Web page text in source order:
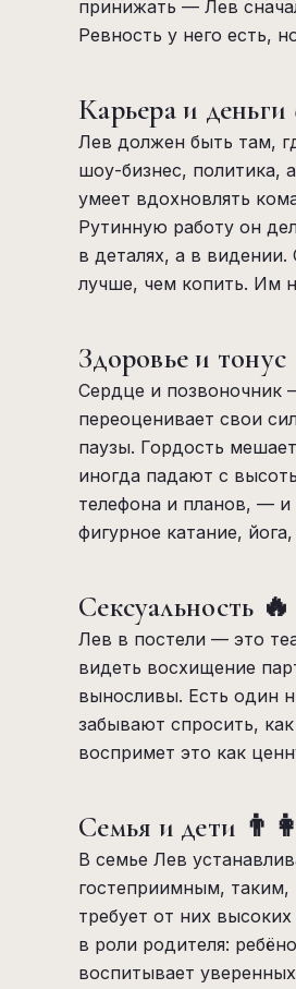
принижать — Лев
Ревность у него есть,
Карьера и
Лев должен быть там,
шоу-бизнес, политика,
умеет вдохновлять
Рутинную работу он
в деталях, а в
лучше, чем копить. Им
Здоровье и тонус
Сердце и позвоночник
переоценивает свои
паузы. Гордость
иногда падают с
телефона и планов, — и
фигурное катание,
Сексуальность 🔥
Лев в постели — это
видеть восхищение
выносливы. Есть один
забывают спросить,
воспримет это как
Семья и дети
В семье Лев
гостеприимным, таким,
требует от них
в роли родителя:
воспитывает